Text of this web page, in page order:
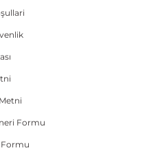
Formu
Formu